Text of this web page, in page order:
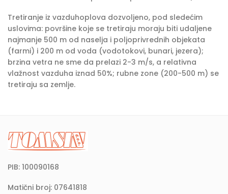
Tretiranje iz vazduhoplova dozvoljeno, pod sledećim
uslovima: površine koje se tretiraju moraju biti udaljene
najmanje 500 m od naselja i poljoprivrednih objekata
(farmi) i 200 m od voda (vodotokovi, bunari, jezera);
brzina vetra ne sme da prelazi 2-3 m/s, a relativna
vlažnost vazduha iznad 50%; rubne zone (200-500 m) se
tretiraju sa zemlje.
PIB: 100090168
Matični broj: 07641818